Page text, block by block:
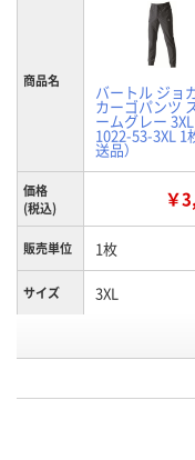
商品名
バートル ジョ
カーゴパンツ
ームグレー 3XL
1022-53-3XL 1
送品）
価格
(税込)
￥
販売単位 1枚
サイズ 3XL
号